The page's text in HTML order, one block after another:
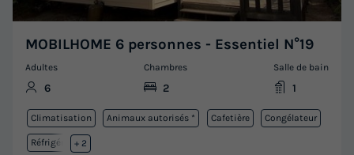
MOBILHOME 6 personnes - Essentiel N°19
Adultes
6
Chambres
2
Salle de bain
1
Climatisation Animaux autorisés * Cafetière Congélateur
Réfrigérateur
+ 2